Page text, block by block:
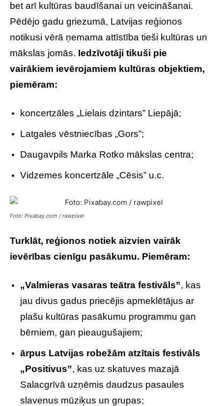
bet arī kultūras baudīšanai un veicināšanai.
Pēdējo gadu griezumā, Latvijas reģionos
notikusi vērā ņemama attīstība tieši kultūras un
mākslas jomās. Iedzīvotāji tikuši pie
vairākiem ievērojamiem kultūras objektiem,
piemēram:
koncertzāles „Lielais dzintars” Liepājā;
Latgales vēstniecības „Gors”;
Daugavpils Marka Rotko mākslas centra;
Vidzemes koncertzāle „Cēsis” u.c.
Foto: Pixabay.com / rawpixel
Turklāt, reģionos notiek aizvien vairāk
ievērības cienīgu pasākumu. Piemēram:
„Valmieras vasaras teātra festivāls”, kas
jau divus gadus priecējis apmeklētājus ar
plašu kultūras pasākumu programmu gan
bērniem, gan pieaugušajiem;
ārpus Latvijas robežām atzītais festivāls
„Positivus”, kas uz skatuves mazajā
Salacgrīvā uzņēmis daudzus pasaules
slavenus mūziķus un grupas;